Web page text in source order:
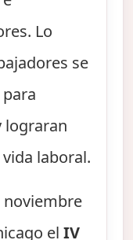
Lo
se
lograran
laboral.
noviembre
elIV